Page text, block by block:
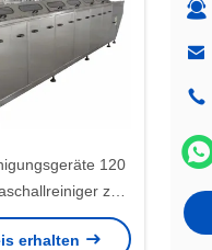
120
zur
erhalten